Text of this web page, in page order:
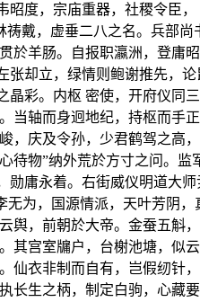
度，宗庙重器，社稷令臣
戴，虚垂二八之名。兵部
羊肠。自报职瀛洲，登庸
却立，绿情则鲍谢推先，论
彩。内枢 密使，开府仪同
当轴而身迥地纪，持枢而手
，庆及令孙，少君鹤驾之高
物”纳外荒於方寸之问。监
庸永着。右街威仪明道大
为，国源情派，天叶芳阴
，前朝於大帝。金蚕五斛
其宫室牖户，台榭池塘，似
衣非制而自有，岂假纫针
生之柄，制定白驹，心藏